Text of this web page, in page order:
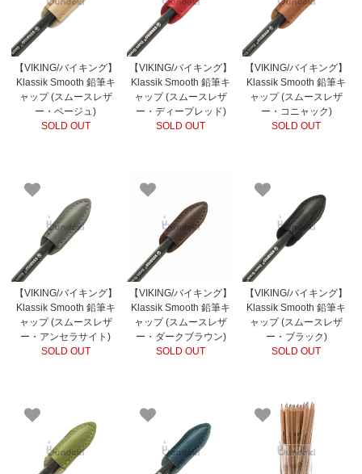
【VIKING/バイキング】
Klassik Smooth 鉛筆キ
ャップ (スムースレザ
ー・ベージュ)
SOLD OUT
【VIKING/バイキング】
Klassik Smooth 鉛筆キ
ャップ (スムースレザ
ー・ディープレッド)
SOLD OUT
【VIKING/バイキング】
Klassik Smooth 鉛筆キ
ャップ (スムースレザ
ー・コニャック)
SOLD OUT
【VIKING/バイキング】
Klassik Smooth 鉛筆キ
ャップ (スムースレザ
ー・アンセラサイト)
SOLD OUT
【VIKING/バイキング】
Klassik Smooth 鉛筆キ
ャップ (スムースレザ
ー・ダークブラウン)
SOLD OUT
【VIKING/バイキング】
Klassik Smooth 鉛筆キ
ャップ (スムースレザ
ー・ブラック)
SOLD OUT